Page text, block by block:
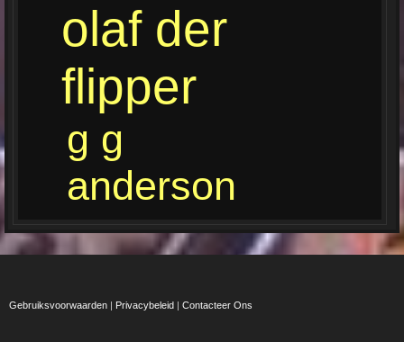
olaf der
flipper
g g
anderson
Gebruiksvoorwaarden Privacybeleid Contacteer Ons